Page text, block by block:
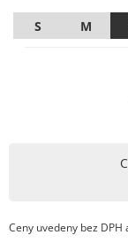
S M
Ceny uvedeny bez DPH